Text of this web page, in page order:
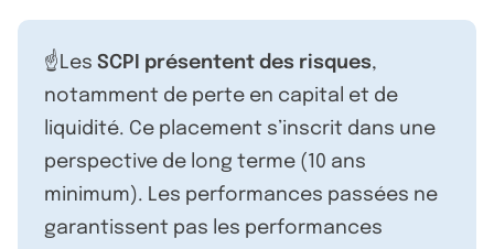
☝️Les SCPI présentent des risques,
notamment de perte en capital et de
liquidité. Ce placement s’inscrit dans une
perspective de long terme (10 ans
minimum). Les performances passées ne
garantissent pas les performances